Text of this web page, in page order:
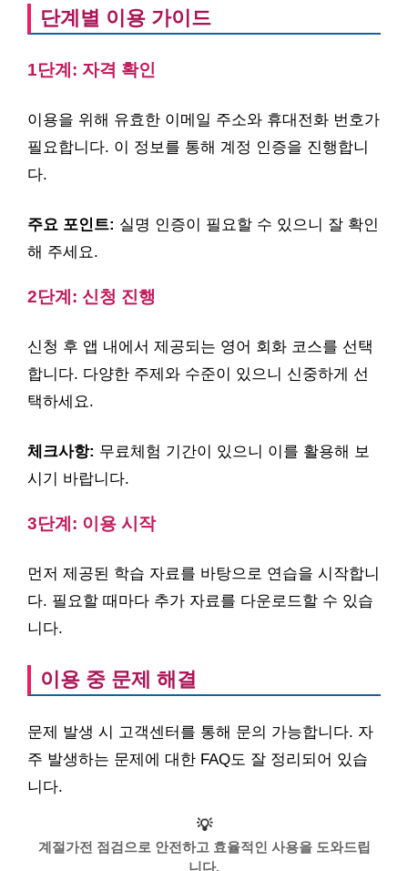
단계별 이용 가이드
1단계: 자격 확인
이용을 위해 유효한 이메일 주소와 휴대전화 번호가
필요합니다. 이 정보를 통해 계정 인증을 진행합니
다.
주요 포인트: 실명 인증이 필요할 수 있으니 잘 확인
해 주세요.
2단계: 신청 진행
신청 후 앱 내에서 제공되는 영어 회화 코스를 선택
합니다. 다양한 주제와 수준이 있으니 신중하게 선
택하세요.
체크사항: 무료체험 기간이 있으니 이를 활용해 보
시기 바랍니다.
3단계: 이용 시작
먼저 제공된 학습 자료를 바탕으로 연습을 시작합니
다. 필요할 때마다 추가 자료를 다운로드할 수 있습
니다.
이용 중 문제 해결
문제 발생 시 고객센터를 통해 문의 가능합니다. 자
주 발생하는 문제에 대한 FAQ도 잘 정리되어 있습
니다.
💡
계절가전 점검으로 안전하고 효율적인 사용을 도와드립
니다.